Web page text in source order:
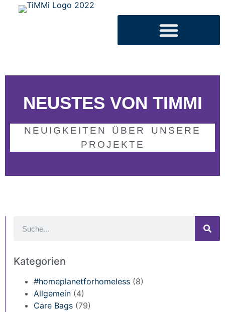
NEUSTES VON TIMMI
NEUIGKEITEN ÜBER UNSERE
PROJEKTE
Kategorien
#homeplanetforhomeless (8)
Allgemein (4)
Care Bags (79)